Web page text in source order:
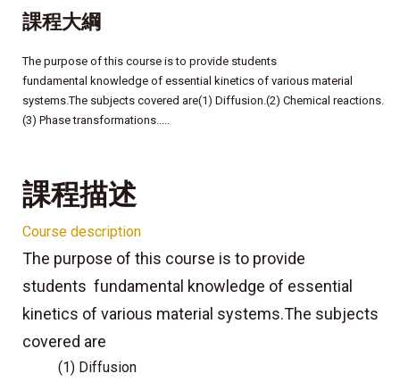
課程大綱
The purpose of this course is to provide students
fundamental knowledge of essential kinetics of various material
systems.The subjects covered are(1) Diffusion.(2) Chemical reactions.
(3) Phase transformations.....
課程描述
Course description
The purpose of this course is to provide
students fundamental knowledge of essential
kinetics of various material systems.The subjects
covered are
(1) Diffusion